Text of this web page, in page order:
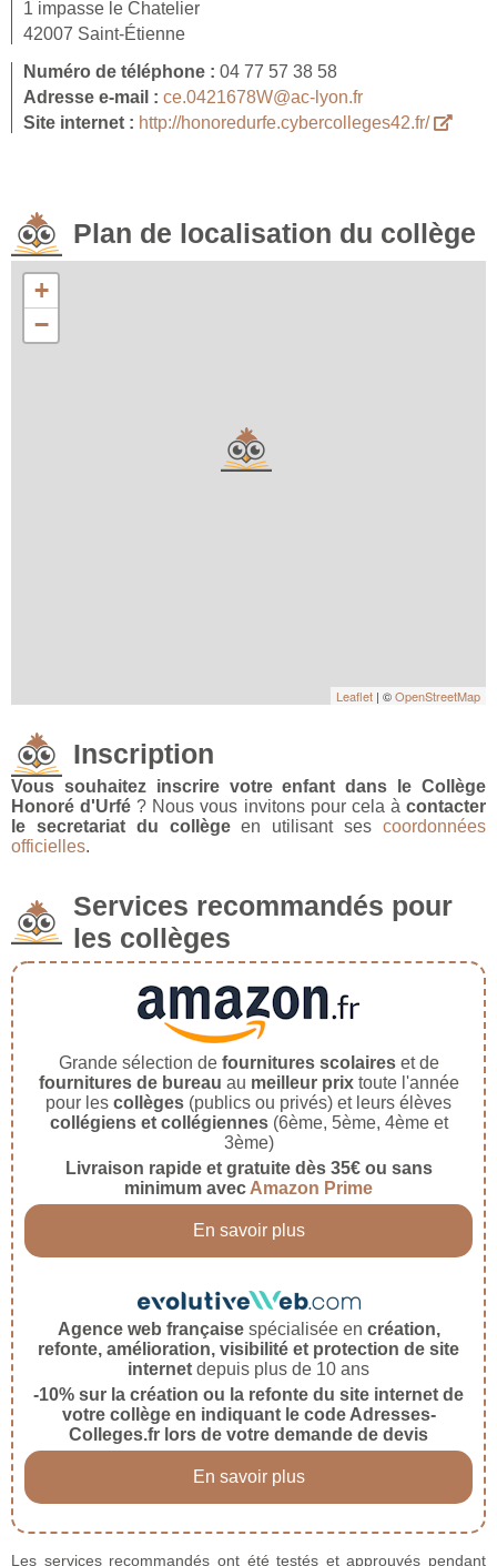
1 impasse le Chatelier
42007 Saint-Étienne
Numéro de téléphone : 04 77 57 38 58
Adresse e-mail : ce.0421678W@ac-lyon.fr
Site internet : http://honoredurfe.cybercolleges42.fr/
Plan de localisation du collège
+
−
Leaflet | ©OpenStreetMap
Inscription
Vous souhaitez inscrire votre enfant dans le Collège
Honoré d'Urfé ? Nous vous invitons pour cela àcontacter
le secretariat du collègeen utilisant sescoordonnées
officielles.
Services recommandés pour
les collèges
Grande sélection de fournitures scolaireset de
fournitures de bureau au meilleur prixtoute l'année
pour les collèges (publics ou privés) et leurs élèves
collégiens et collégiennes(6ème, 5ème, 4ème et
3ème)
Livraison rapide et gratuite dès 35€ ou sans
minimum avec Amazon Prime
En savoir plus
Agence web françaisespécialisée en création,
refonte, amélioration, visibilité et protection de site
internet depuis plus de 10 ans
-10% sur la création ou la refonte du site internet de
votre collège en indiquant le code Adresses-
Colleges.fr lors de votre demande de devis
En savoir plus
Les services recommandés ont été testés et approuvés pendant